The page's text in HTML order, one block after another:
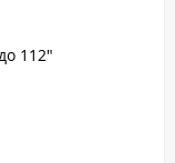
112"